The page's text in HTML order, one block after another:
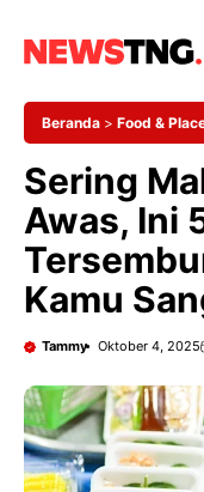
Beranda > Food &
Sering
Awas, Ini
Kamu
Tammy Oktober 4, 2025